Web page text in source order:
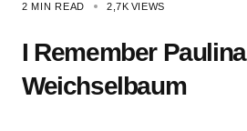
2 MIN READ 2,7K VIEWS
I Remember Paulina
Weichselbaum